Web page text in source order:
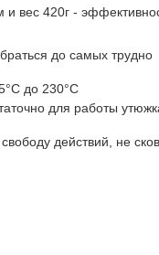
вес 420г -
до самых трудно
до 230°C
для работы
действий, не